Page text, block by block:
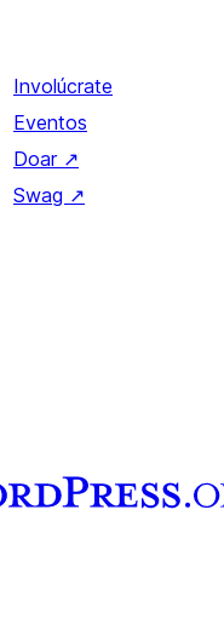
Involúcrate
Eventos
Doar ↗
Swag ↗
Tumblr